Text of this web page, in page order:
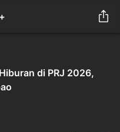
di PRJ 2026,